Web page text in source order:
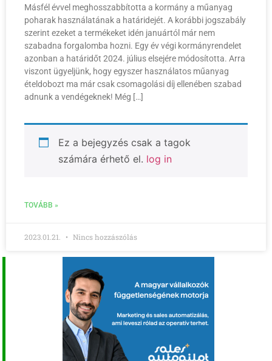
Másfél évvel meghosszabbította a kormány a műanyag
poharak használatának a határidejét. A korábbi jogszabály
szerint ezeket a termékeket idén januártól már nem
szabadna forgalomba hozni. Egy év végi kormányrendelet
azonban a határidőt 2024. július elsejére módosította. Arra
viszont ügyeljünk, hogy egyszer használatos műanyag
ételdobozt ma már csak csomagolási díj ellenében szabad
adnunk a vendégeknek! Még […]
Ez a bejegyzés csak a tagok
számára érhető el. log in
TOVÁBB »
2023.01.21. Nincs hozzászólás